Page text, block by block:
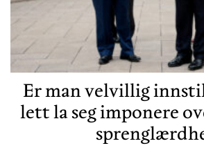
Er man velvillig
lett la seg imponere